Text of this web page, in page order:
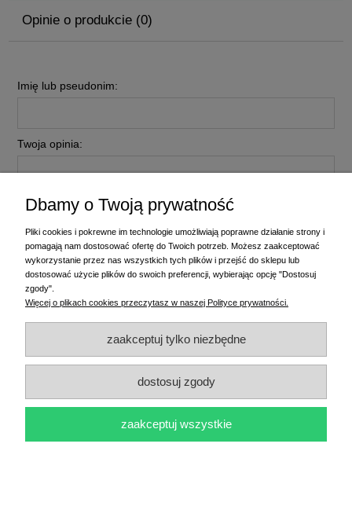
Opinie o produkcie (0)
Imię lub pseudonim:
Twoja opinia:
wyślij
Produkt dnia
Dbamy o Twoją prywatność
Pliki cookies i pokrewne im technologie umożliwiają poprawne działanie strony i
pomagają nam dostosować ofertę do Twoich potrzeb. Możesz zaakceptować
wykorzystanie przez nas wszystkich tych plików i przejść do sklepu lub
dostosować użycie plików do swoich preferencji, wybierając opcję "Dostosuj
zgody".
Więcej o plikach cookies przeczytasz w naszej Polityce prywatności.
zaakceptuj tylko niezbędne
dostosuj zgody
zaakceptuj wszystkie